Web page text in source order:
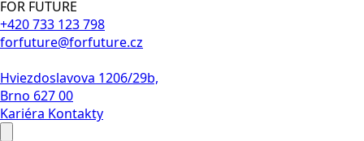
FOR FUTURE
+420 733 123 798
forfuture@forfuture.cz
Hviezdoslavova 1206/29b,
Brno 627 00
Kariéra Kontakty